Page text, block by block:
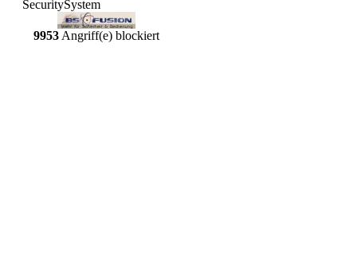
SecuritySystem
9953 Angriff(e) blockiert